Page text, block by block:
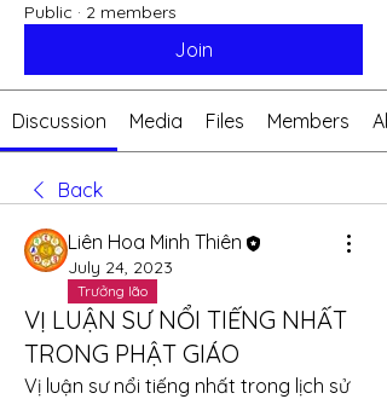
Public · 2 members
Join
Discussion Media Files Members
Back
Liên Hoa Minh Thiên
July 24, 2023
Trưởng lão
VỊ LUẬN SƯ NỔI TIẾNG NHẤT
TRONG PHẬT GIÁO
Vị luận sư nổi tiếng nhất trong lịch sử